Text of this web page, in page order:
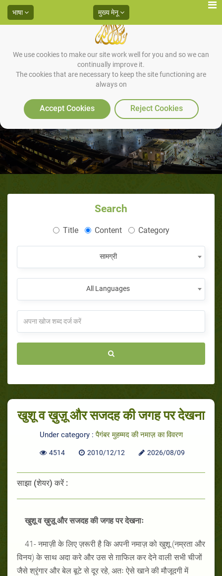
We use cookies to make our site work well for you and so we can
continually improve it.
The cookies that are necessary to keep the site functioning are
always on
Accept Cookies Reject Cookies
भाषा मुख्य मेनू
खुशू व ख़ुज़ू और सजदह की जगह पर देखना
Search
Title Content Category
सामग्री
All Languages
खुशू व ख़ुज़ू और सजदह की जगह पर देखना
Under category :पैगंबर मुहम्मद की नमाज़ का विवरण
4514 2010/12/12 2026/08/09
साझा (शेयर) करें :
खुशू व ख़ुज़ू और सजदह की जगह पर देखनाः
41- नमाज़ी के लिए ज़रूरी है कि अपनी नमाज़ को खुशू (नम्रता और
विनय) के साथ अदा करे और उस से ग़ाफिल कर देने वाली सभी चीजों
जैसे श्रृंगार और बेल बूटे से दूर रहे, अतः ऐसे खाने की मौजूदगी में